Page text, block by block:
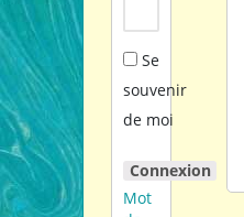
Se
souvenir
de moi
Connexion
Mot